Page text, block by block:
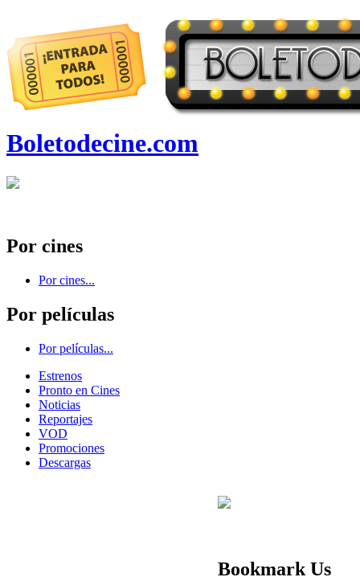
Boletodecine.com
Por cines
Por cines...
Por películas
Por películas...
Estrenos
Pronto en Cines
Noticias
Reportajes
VOD
Promociones
Descargas
Bookmark Us